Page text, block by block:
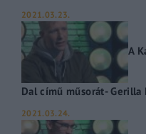
2021.03.23.
A
Dal című műsorát- Gerilla
2021.03.24.